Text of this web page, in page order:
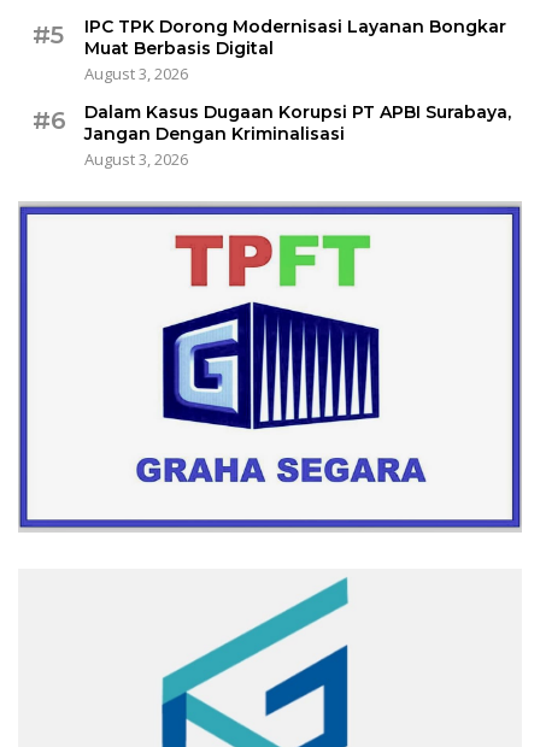
#5
IPC TPK Dorong Modernisasi Layanan Bongkar
Muat Berbasis Digital
August 3, 2026
#6
Dalam Kasus Dugaan Korupsi PT APBI Surabaya,
Jangan Dengan Kriminalisasi
August 3, 2026